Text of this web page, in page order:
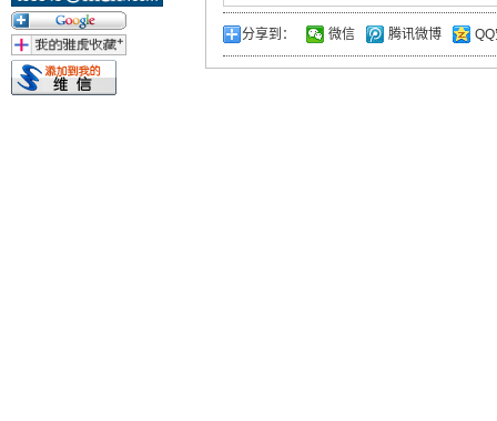
分享到： 微信 腾讯微博